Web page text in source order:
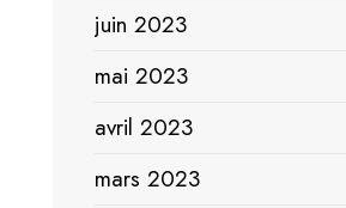
juin 2023
mai 2023
avril 2023
mars 2023